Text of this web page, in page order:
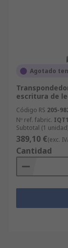
Agotado
escritura de
Código RS 205-
Nº ref. fabric.
Subtotal (1
389,10 €(exc.
Cantidad